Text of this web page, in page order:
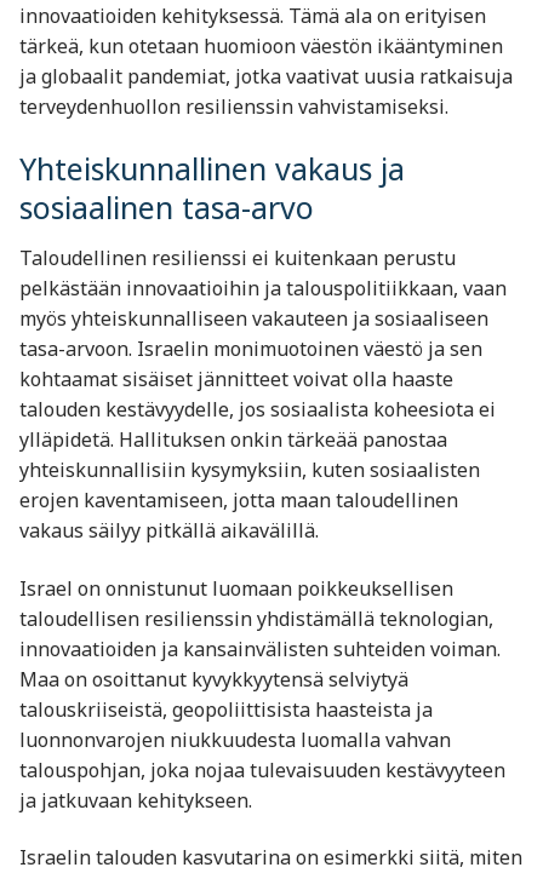
innovaatioiden kehityksessä. Tämä ala on erityisen
tärkeä, kun otetaan huomioon väestön ikääntyminen
ja globaalit pandemiat, jotka vaativat uusia ratkaisuja
terveydenhuollon resilienssin vahvistamiseksi.
Yhteiskunnallinen vakaus ja
sosiaalinen tasa-arvo
Taloudellinen resilienssi ei kuitenkaan perustu
pelkästään innovaatioihin ja talouspolitiikkaan, vaan
myös yhteiskunnalliseen vakauteen ja sosiaaliseen
tasa-arvoon. Israelin monimuotoinen väestö ja sen
kohtaamat sisäiset jännitteet voivat olla haaste
talouden kestävyydelle, jos sosiaalista koheesiota ei
ylläpidetä. Hallituksen onkin tärkeää panostaa
yhteiskunnallisiin kysymyksiin, kuten sosiaalisten
erojen kaventamiseen, jotta maan taloudellinen
vakaus säilyy pitkällä aikavälillä.
Israel on onnistunut luomaan poikkeuksellisen
taloudellisen resilienssin yhdistämällä teknologian,
innovaatioiden ja kansainvälisten suhteiden voiman.
Maa on osoittanut kyvykkyytensä selviytyä
talouskriiseistä, geopoliittisista haasteista ja
luonnonvarojen niukkuudesta luomalla vahvan
talouspohjan, joka nojaa tulevaisuuden kestävyyteen
ja jatkuvaan kehitykseen.
Israelin talouden kasvutarina on esimerkki siitä, miten